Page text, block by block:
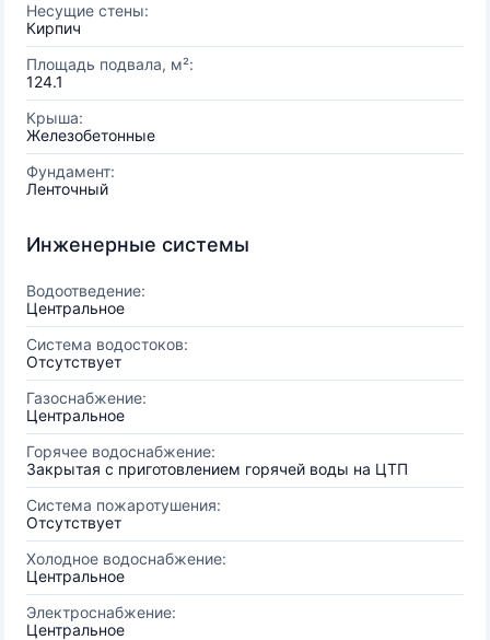
Несущие стены:
Кирпич
Площадь подвала, м²:
124.1
Крыша:
Железобетонные
Фундамент:
Ленточный
Инженерные системы
Водоотведение:
Центральное
Система водостоков:
Отсутствует
Газоснабжение:
Центральное
Горячее водоснабжение:
Закрытая с приготовлением горячей воды на ЦТП
Система пожаротушения:
Отсутствует
Холодное водоснабжение:
Центральное
Электроснабжение:
Центральное